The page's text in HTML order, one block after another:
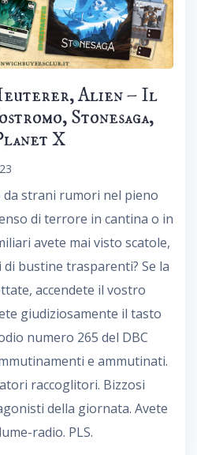
Alien – Il
Stonesaga,
X
strani rumori nel pieno
di terrore in cantina o in
avete mai visto scatole,
bustine trasparenti? Se la
accendete il vostro
giudiziosamente il tasto
numero 265 del DBC
e ammutinati.
raccoglitori. Bizzosi
della giornata. Avete
radio. PLS.